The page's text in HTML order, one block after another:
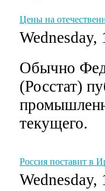
Цены на
Wednesday,
Обычно
(Росстат)
текущего.
Россия поставит в
Wednesday,